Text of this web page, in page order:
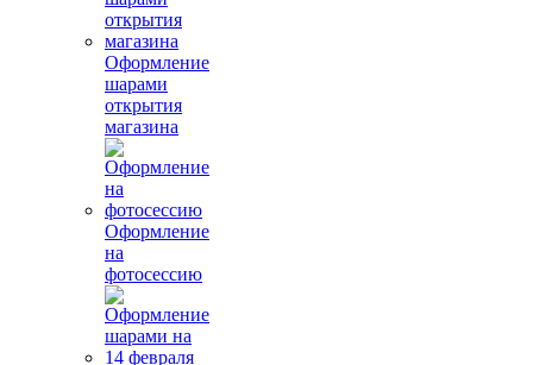
Оформление
шарами
открытия
магазина
Оформление
на
фотосессию